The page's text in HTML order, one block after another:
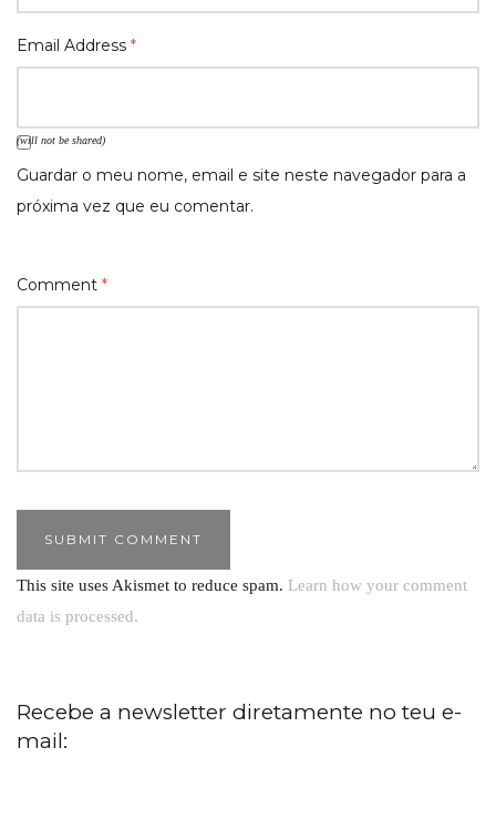
Email Address *
(will not be shared)
Guardar o meu nome, email e site neste navegador para a
próxima vez que eu comentar.
Comment *
This site uses Akismet to reduce spam. Learn how your comment
data is processed.
Recebe a newsletter diretamente no teu e-
mail: